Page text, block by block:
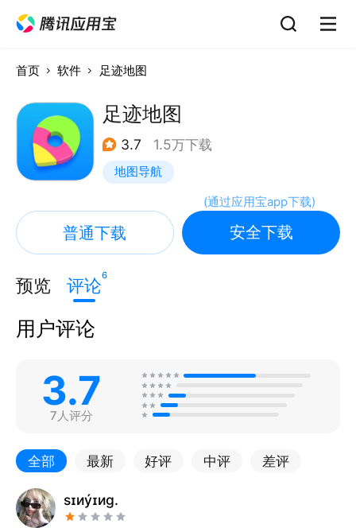
首页 软件 足迹地图
足迹地图
3.7 1.5万下载
地图导航
(通过应用宝app下载)
普通下载 安全下载
预览 评论6
用户评论
3.7
7人评分
全部 最新 好评 中评 差评
sɪиýɪиg.